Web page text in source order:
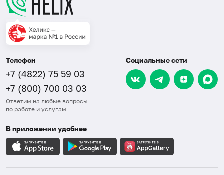
Телефон
+7 (4822) 75 59 03
+7 (800) 700 03 03
Ответим на любые вопросы
по работе и услугам
Социальные сети
В приложении удобнее